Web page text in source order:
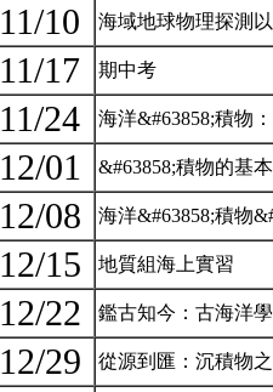
11/10 海域地球物理探測
11/17 期中考
11/24 海洋&#63858;積物
12/01 &#63858;積物的基
12/08 海洋&#63858;積物
12/15 地質組海上實習
12/22 鑑古知今：古海洋
12/29 從源到匯：沉積物